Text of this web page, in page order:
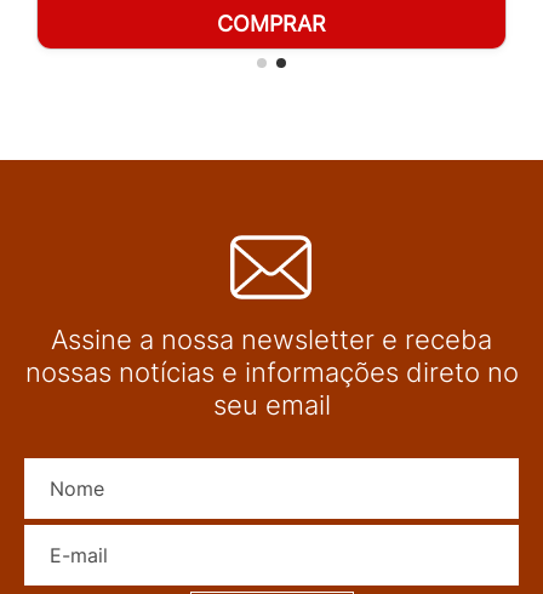
COMPRAR
Assine a nossa newsletter e receba
nossas notícias e informações direto no
seu email